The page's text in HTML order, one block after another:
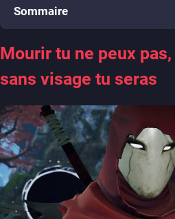
Sommaire
Mourir tu ne peux
sans visage tu seras